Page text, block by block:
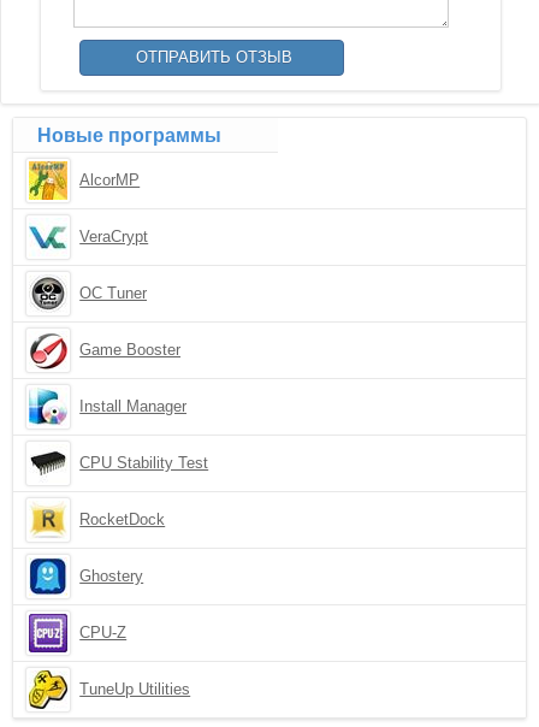
Новые программы
AlcorMP
VeraCrypt
OC Tuner
Game Booster
Install Manager
CPU Stability Test
RocketDock
Ghostery
CPU-Z
TuneUp Utilities